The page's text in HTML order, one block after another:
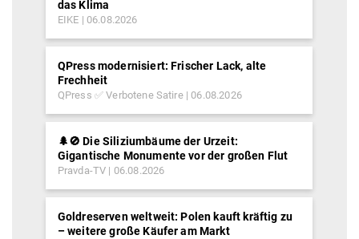
das Klima
EIKE 06.08.2026
QPress modernisiert: Frischer Lack, alte
Frechheit
QPress ✅ Verbotene Satire 06.08.2026
🌲🚫 Die Siliziumbäume der Urzeit:
Gigantische Monumente vor der großen Flut
Pravda-TV 06.08.2026
Goldreserven weltweit: Polen kauft kräftig zu
– weitere große Käufer am Markt